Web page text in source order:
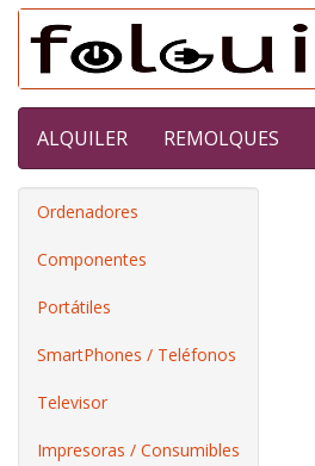
ALQUILER REMOLQUES
Ordenadores
Componentes
Portátiles
SmartPhones / Teléfonos
Televisor
Impresoras / Consumibles